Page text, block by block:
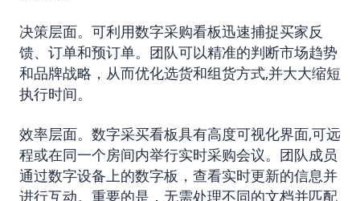
决策层面。可利用数字采购看板迅速捕捉买家反
馈、订单和预订单。团队可以精准的判断市场趋势
和品牌战略，从而优化选货和组货方式,并大大缩短
执行时间。
效率层面。数字采买看板具有高度可视化界面,可远
程或在同一个房间内举行实时采购会议。团队成员
通过数字设备上的数字板，查看实时更新的信息并
进行互动。重要的是，无需处理不同的文档并匹配